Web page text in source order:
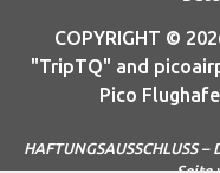
COPYRIGHT ©
"TripTQ" and
Pico